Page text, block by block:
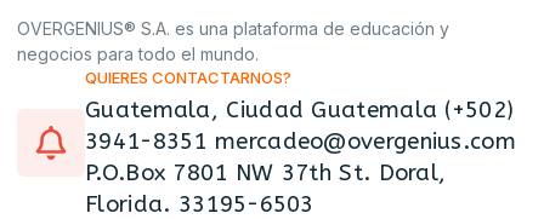
OVERGENIUS® S.A. es una plataforma de educación y
negocios para todo el mundo.
QUIERES CONTACTARNOS?
Guatemala, Ciudad Guatemala (+502)
3941-8351 mercadeo@overgenius.com
P.O.Box 7801 NW 37th St. Doral,
Florida. 33195-6503